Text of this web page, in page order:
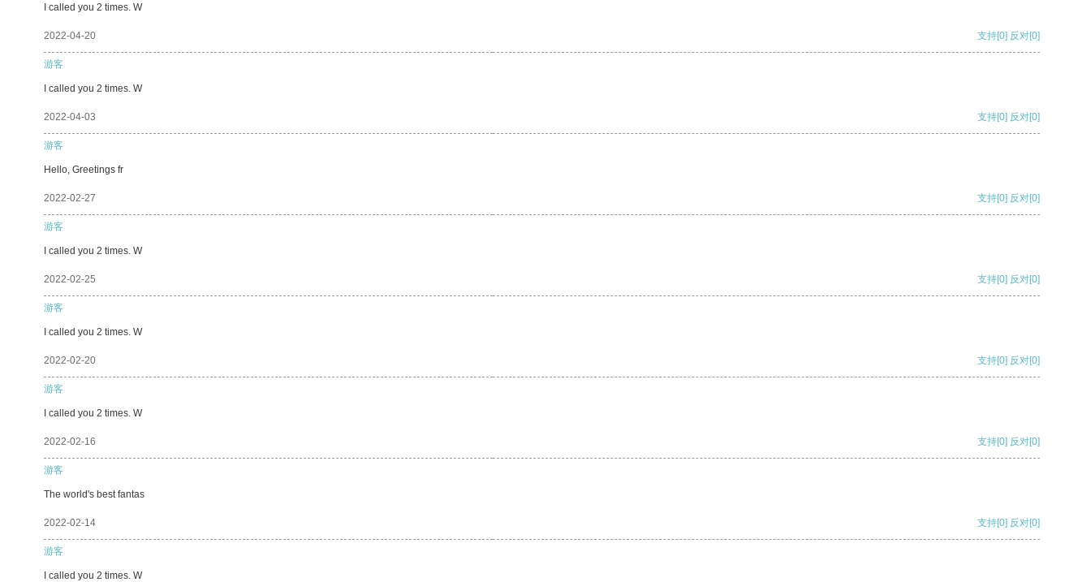
I called you 2 times. W
2022-04-20 支持[0] 反对[0]
游客
I called you 2 times. W
2022-04-03 支持[0] 反对[0]
游客
Hello, Greetings fr
2022-02-27 支持[0] 反对[0]
游客
I called you 2 times. W
2022-02-25 支持[0] 反对[0]
游客
I called you 2 times. W
2022-02-20 支持[0] 反对[0]
游客
I called you 2 times. W
2022-02-16 支持[0] 反对[0]
游客
The world's best fantas
2022-02-14 支持[0] 反对[0]
游客
I called you 2 times. W